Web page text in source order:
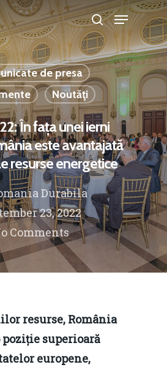
or ESC to close
de presa
Noutăţi
În fața unei ierni
este avantajată
resurse energetice
Durabila
23, 2022
Comments
resurse, România
superioară
europene,